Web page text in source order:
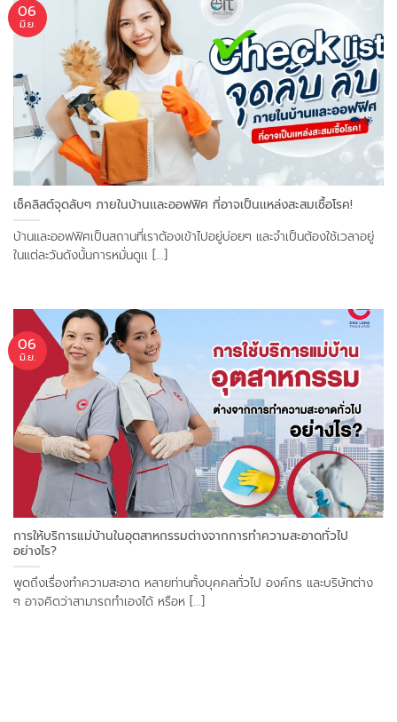
เช็คลิสต์จุดลับๆ ภายในบ้านเเละออฟฟิศ ที่อาจเป็นเเหล่งสะสมเชื้อโรค!
บ้านและออฟฟิศเป็นสถานที่เราต้องเข้าไปอยู่บ่อยๆ และจำเป็นต้องใช้เวลาอยู่
ในแต่ละวันดังนั้นการหมั่นดูเเ [...]
06
มิ.ย.
การให้บริการแม่บ้านในอุตสาหกรรมต่างจากการทำความสะอาดทั่วไป
อย่างไร?
พูดถึงเรื่องทำความสะอาด หลายท่านทั้งบุคคลทั่วไป องค์กร และบริษัทต่าง
ๆ อาจคิดว่าสามารถทำเองได้ หรือห [...]
06
มิ.ย.